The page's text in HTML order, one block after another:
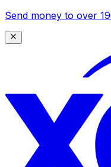
Send money to over